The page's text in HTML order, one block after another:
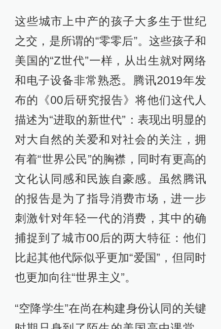
这些城市上中产的孩子大多生于世纪
之交，是所谓的“零零后”。这些孩子和
美国的“Z世代”一样，从出生就对网络
和电子设备非常熟悉。腾讯2019年发
布的《00后研究报告》将他们这代人
描述为“进取的新世代”：表现出明显的
对大自然的关爱和对社会的关注，拥
有着“世界公民”的胸襟，同时有更高的
文化认同感和民族自豪感。虽然腾讯
的报告是为了指导消费市场，进一步
刺激针对年轻一代的消费，其中的确
捕捉到了城市00后的两大特征：他们
比起其他代际似乎更加“爱国”，但同时
也更加向往“世界主义”。
“空降学生”在尚在构建身份认同的关键